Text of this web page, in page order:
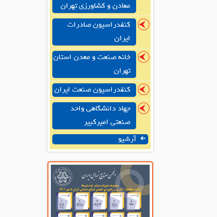
معادن و کشاورزی تهران
کنفدراسیون صادرات
ایران
خانه صنعت و معدن استان
تهران
کنفدراسیون صنعت ایران
جهاد دانشگاهی واحد
صنعتی امیرکبیر
آرشیو